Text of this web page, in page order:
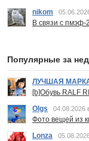
nikom
В связи с пмэф-
Популярные за
ЛУЧШАЯ
[b]Обувь RALF
Olgs
04.08.2026
Фото вещей из
Lonza